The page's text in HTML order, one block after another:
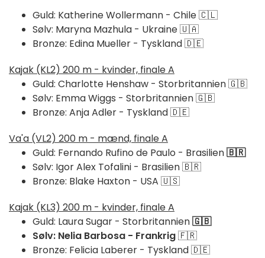
Guld: Katherine Wollermann - Chile 🇨🇱
Sølv: Maryna Mazhula - Ukraine 🇺🇦
Bronze: Edina Mueller - Tyskland 🇩🇪
Kajak (KL2) 200 m - kvinder, finale A
Guld: Charlotte Henshaw - Storbritannien 🇬🇧
Sølv: Emma Wiggs - Storbritannien 🇬🇧
Bronze: Anja Adler - Tyskland 🇩🇪
Va'a (VL2) 200 m - mænd, finale A
Guld: Fernando Rufino de Paulo - Brasilien🇧🇷
Sølv: Igor Alex Tofalini - Brasilien 🇧🇷
Bronze: Blake Haxton - USA 🇺🇸
Kajak (KL3) 200 m - kvinder, finale A
Guld: Laura Sugar - Storbritannien🇬🇧
Sølv: Nelia Barbosa - Frankrig🇫🇷
Bronze: Felicia Laberer - Tyskland 🇩🇪